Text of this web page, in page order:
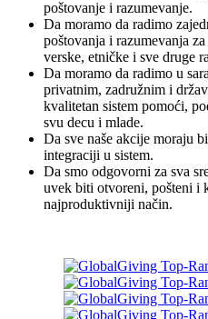
poštovanje i razumevanje.
Da moramo da radimo
poštovanja i razumevanja
verske, etničke i sve druge
Da moramo da radimo u
privatnim, zadružnim i
kvalitetan sistem pomoći,
svu decu i mlade.
Da sve naše akcije moraju
integraciji u sistem.
Da smo odgovorni za sva
uvek biti otvoreni, pošteni i
najproduktivniji način.